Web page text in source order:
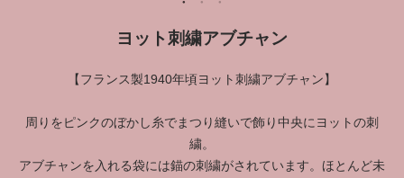
ヨット刺繍アブチャン
【フランス製1940年頃ヨット刺繍アブチャン】
周りをピンクのぼかし糸でまつり縫いで飾り中央にヨットの刺
繍。
アブチャンを入れる袋には錨の刺繍がされています。ほとんど未